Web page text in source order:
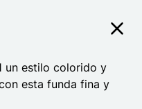
un estilo colorido y
esta funda fina y